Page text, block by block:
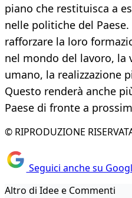
piano che restituisca a
nelle politiche del
rafforzare la loro
nel mondo del lavoro, la
umano, la realizzazione
Questo renderà anche
Paese di fronte a
© RIPRODUZIONE
Seguici anche su
Altro di Idee e Commenti